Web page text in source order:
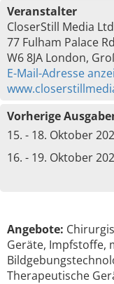
Veranstalter
CloserStill Media
77 Fulham Palace
W6 8JA London,
E-Mail-Adresse
Vorherige
15. - 18. Oktober
16. - 19. Oktober
Angebote:
Geräte, Impfstoffe,
Therapeutische